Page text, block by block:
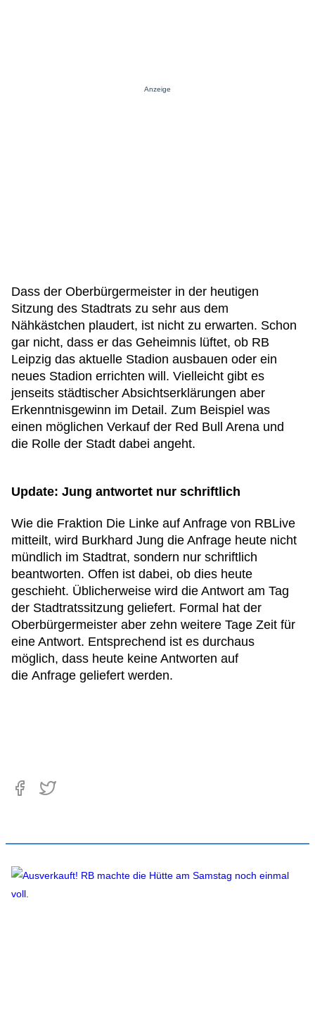
Anzeige
Dass der Oberbürgermeister in der heutigen
Sitzung des Stadtrats zu sehr aus dem
Nähkästchen plaudert, ist nicht zu erwarten. Schon
gar nicht, dass er das Geheimnis lüftet, ob RB
Leipzig das aktuelle Stadion ausbauen oder ein
neues Stadion errichten will. Vielleicht gibt es
jenseits städtischer Absichtserklärungen aber
Erkenntnisgewinn im Detail. Zum Beispiel was
einen möglichen Verkauf der Red Bull Arena und
die Rolle der Stadt dabei angeht.
Update: Jung antwortet nur schriftlich
Wie die Fraktion Die Linke auf Anfrage von RBLive
mitteilt, wird Burkhard Jung die Anfrage heute nicht
mündlich im Stadtrat, sondern nur schriftlich
beantworten. Offen ist dabei, ob dies heute
geschieht. Üblicherweise wird die Antwort am Tag
der Stadtratssitzung geliefert. Formal hat der
Oberbürgermeister aber zehn weitere Tage Zeit für
eine Antwort. Entsprechend ist es durchaus
möglich, dass heute keine Antworten auf
die Anfrage geliefert werden.